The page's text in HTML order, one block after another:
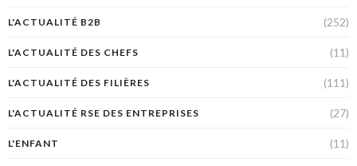
L'ACTUALITÉ B2B (252)
L'ACTUALITÉ DES CHEFS (11)
L'ACTUALITÉ DES FILIÈRES (111)
L'ACTUALITÉ RSE DES ENTREPRISES (27)
L'ENFANT (11)